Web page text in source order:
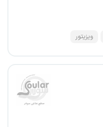
ویزیتور